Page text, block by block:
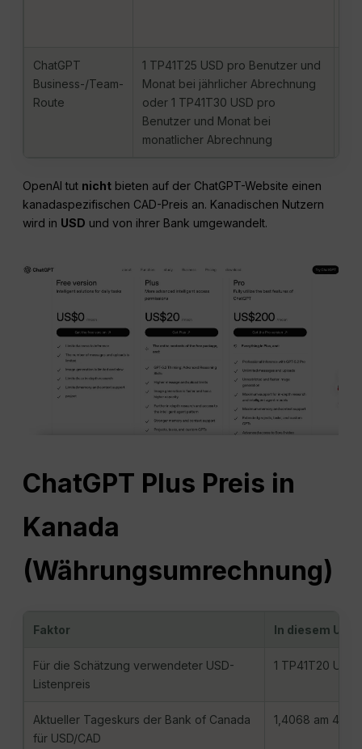
ChatGPT
Business-/Team-
Route
1 TP41T25 USD pro Benutzer und
Monat bei jährlicher Abrechnung
oder 1 TP41T30 USD pro
Benutzer und Monat bei
monatlicher Abrechnung
OpenAI tut nicht bieten auf der ChatGPT-Website einen
kanadaspezifischen CAD-Preis an. Kanadischen Nutzern
wird in USD und von ihrer Bank umgewandelt.
ChatGPT Plus Preis in
Kanada
(Währungsumrechnung)
Faktor In diesem
Für die Schätzung verwendeter USD-
Listenpreis
1 TP41T20
Aktueller Tageskurs der Bank of Canada
für USD/CAD
1,4068 am 4.